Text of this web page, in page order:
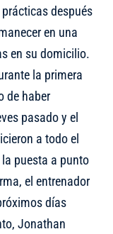
después
en una
en su domicilio.
la primera
de haber
pasado y el
a todo el
puesta a punto
el entrenador
días
Jonathan